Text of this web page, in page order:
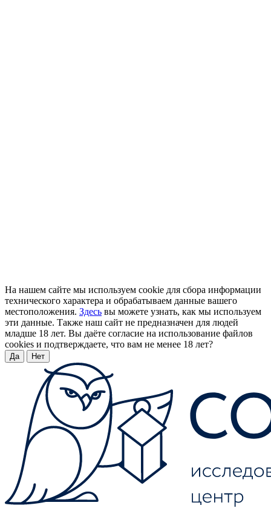
На нашем сайте мы используем cookie для сбора информации
технического характера и обрабатываем данные вашего
местоположения. Здесь вы можете узнать, как мы используем
эти данные. Также наш сайт не предназначен для людей
младше 18 лет. Вы даёте согласие на использование файлов
cookies и подтверждаете, что вам не менее 18 лет?
Да Нет